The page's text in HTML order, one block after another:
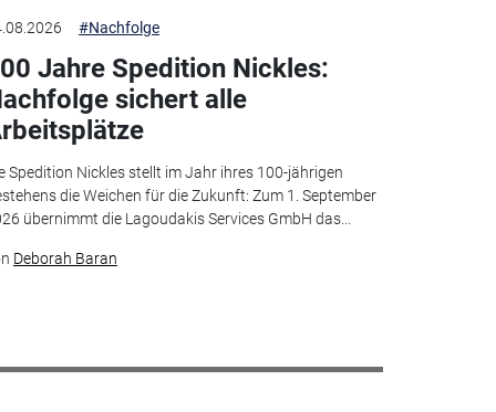
#Nachfolge
Jahre Spedition Nickles:
sichert alle
Spedition Nickles stellt im Jahr ihres 100-jährigen
die Weichen für die Zukunft: Zum 1. September
übernimmt die Lagoudakis Services GmbH das...
Deborah Baran